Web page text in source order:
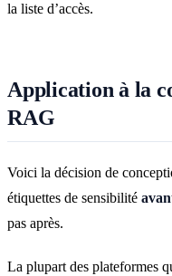
la liste d’accès.
Application à la
RAG
Voici la décision de
étiquettes de sensibilité
pas après.
La plupart des plateformes